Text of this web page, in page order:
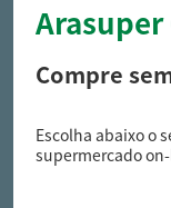
R$
Compre
Escolha abaixo o
supermercado